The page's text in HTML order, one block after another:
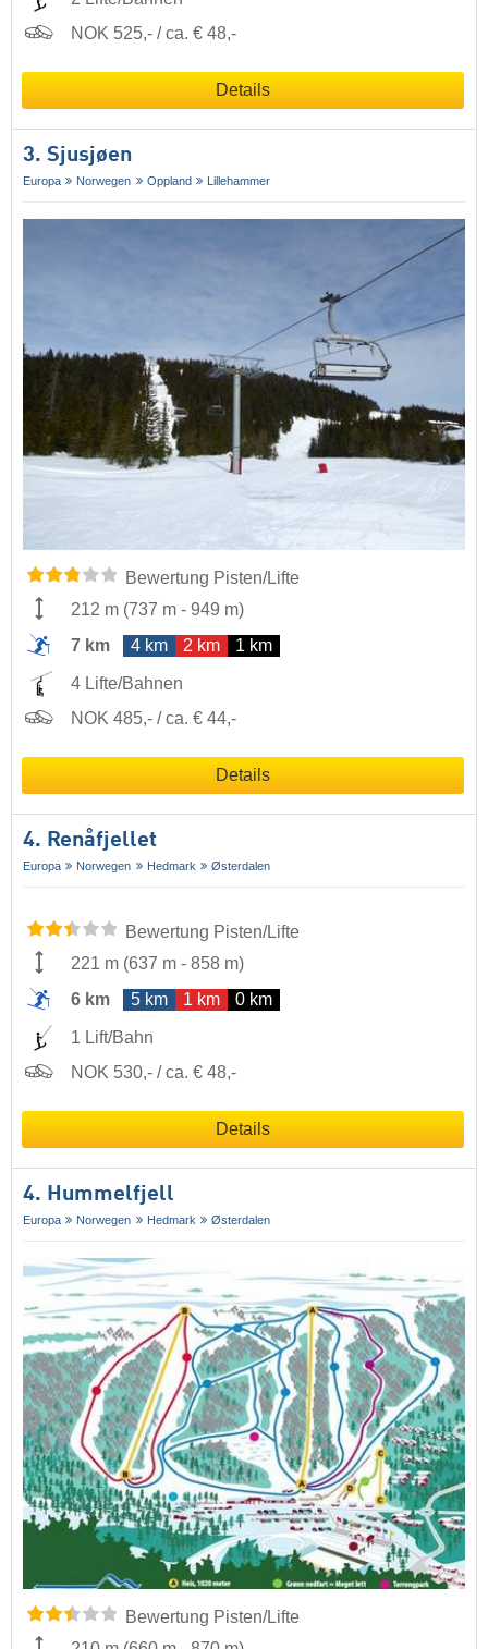
NOK 525,- / ca. € 48,-
Details
3. Sjusjøen
Europa Norwegen Oppland Lillehammer
Bewertung Pisten/Lifte
212 m (737 m - 949 m)
7 km
4 km 2 km 1 km
4 Lifte/Bahnen
NOK 485,- / ca. € 44,-
Details
4. Renåfjellet
Europa Norwegen Hedmark Østerdalen
Bewertung Pisten/Lifte
221 m (637 m - 858 m)
6 km
5 km 1 km 0 km
1 Lift/Bahn
NOK 530,- / ca. € 48,-
Details
4. Hummelfjell
Europa Norwegen Hedmark Østerdalen
Bewertung Pisten/Lifte